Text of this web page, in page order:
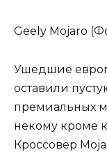
Geely Mojaro
Ушедшие
оставили
премиальных
некому кроме
Кроссовер